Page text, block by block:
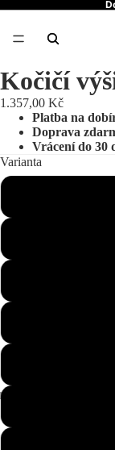
Kočičí
1.357,00 Kč
Platba na
Doprava
Vrácení do 30
Varianta